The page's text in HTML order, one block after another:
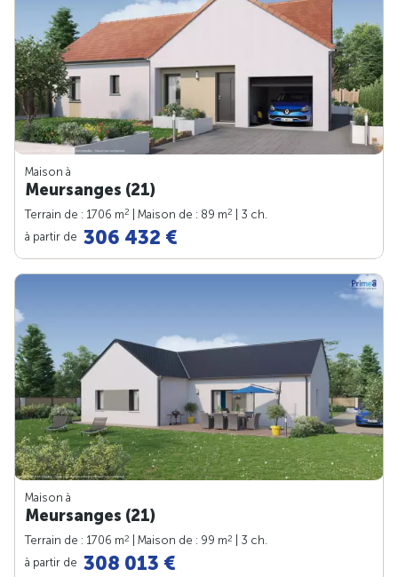
Maison à
Meursanges (21)
Terrain de : 1706 m2 | Maison de : 89 m2
| 3 ch.
à partir de 306 432 €
Maison à
Meursanges (21)
Terrain de : 1706 m2 | Maison de : 99 m2
| 3 ch.
à partir de 308 013 €